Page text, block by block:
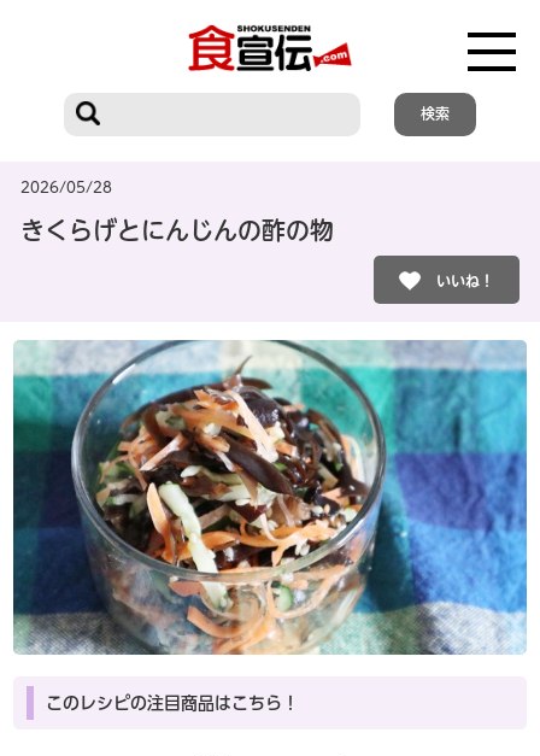
2026/05/28
きくらげとにんじんの酢の物
いいね！
このレシピの注目商品はこちら！